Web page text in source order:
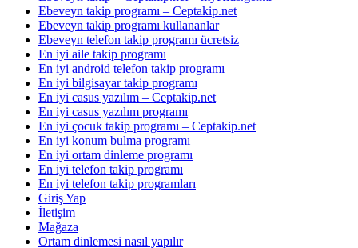
Ebeveyn takip programı – Ceptakip.net
Ebeveyn takip programı kullananlar
Ebeveyn telefon takip programı ücretsiz
En iyi aile takip programı
En iyi android telefon takip programı
En iyi bilgisayar takip programı
En iyi casus yazılım – Ceptakip.net
En iyi casus yazılım programı
En iyi çocuk takip programı – Ceptakip.net
En iyi konum bulma programı
En iyi ortam dinleme programı
En iyi telefon takip programı
En iyi telefon takip programları
Giriş Yap
İletişim
Mağaza
Ortam dinlemesi nasıl yapılır